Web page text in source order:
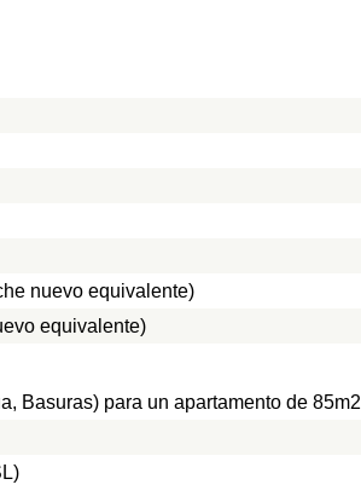
nuevo equivalente)
equivalente)
Basuras) para un apartamento de 85m2